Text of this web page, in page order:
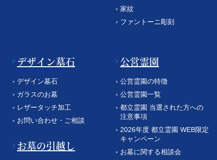
家紋
ファントーニ彫刻
デザイン墓石
デザイン墓石
ガラスのお墓
レザータッチ加工
お問い合わせ・ご相談
お墓の引越し
公営霊園
公営霊園の特徴
公営霊園一覧
都立霊園 当選された方への
注意事項
2026年度 都立霊園 WEB限定
キャンペーン
お墓に関する相談会